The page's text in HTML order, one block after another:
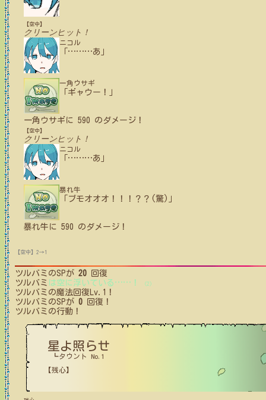
【空中】
クリーンヒット！
ニコル
………あ」
一角ウサギ
「ギャウー！」
一角ウサギ に 590 のダメージ！
【空中】
クリーンヒット！
ニコル
………あ」
暴れ牛
「ブモオオオ！！！？？(驚)」
暴れ牛 に 590 のダメージ！
【空中】2→1
ツルバミ のSPが 20 回復
ツルバミ は空に浮いている …… ！ (2)
ツルバミ の魔法回復Lv.1！
ツルバミ のSPが 0 回復！
ツルバミ の行動！
星よ照らせ
┗タウント No.1
【残心】